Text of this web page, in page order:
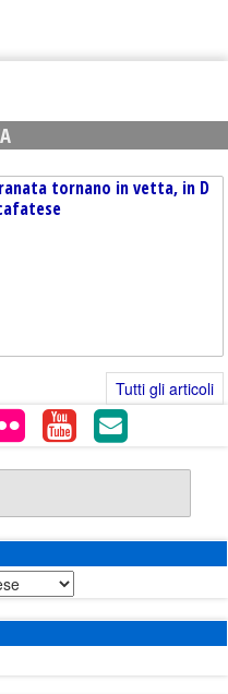
tornano in vetta, in D
Tutti gli articoli